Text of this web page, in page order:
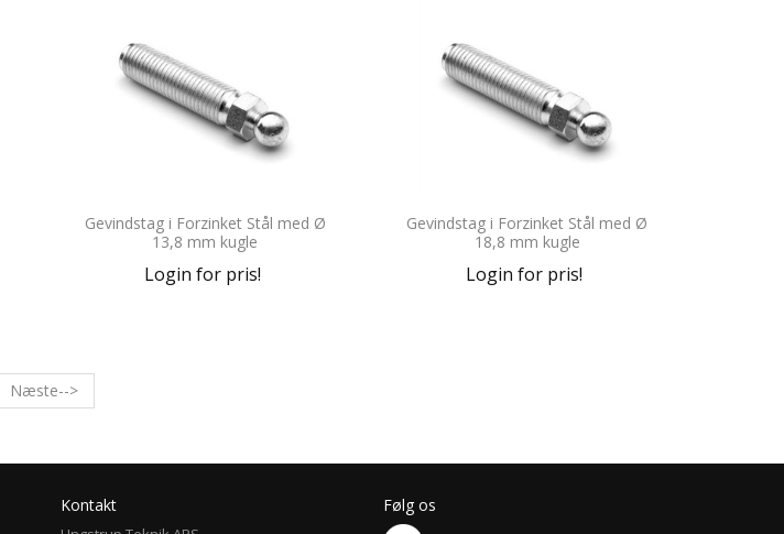
Gevindstag i Forzinket Stål med Ø
13,8 mm kugle
Login for pris!
Gevindstag i Forzinket Stål med Ø
18,8 mm kugle
Login for pris!
Næste-->
Kontakt Følg os